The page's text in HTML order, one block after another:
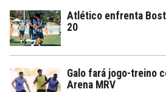
Atlético enfrenta
20
Galo fará jogo-treino
Arena MRV